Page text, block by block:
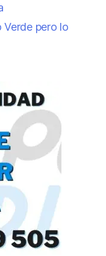
Verde pero lo